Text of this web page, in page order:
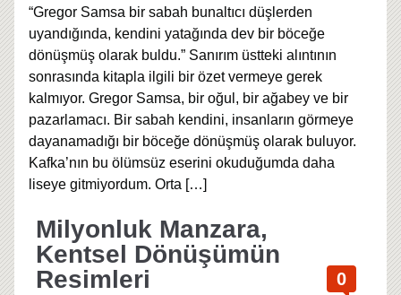
“Gregor Samsa bir sabah bunaltıcı düşlerden
uyandığında, kendini yatağında dev bir böceğe
dönüşmüş olarak buldu.” Sanırım üstteki alıntının
sonrasında kitapla ilgili bir özet vermeye gerek
kalmıyor. Gregor Samsa, bir oğul, bir ağabey ve bir
pazarlamacı. Bir sabah kendini, insanların görmeye
dayanamadığı bir böceğe dönüşmüş olarak buluyor.
Kafka’nın bu ölümsüz eserini okuduğumda daha
liseye gitmiyordum. Orta […]
Milyonluk Manzara,
Kentsel Dönüşümün
Resimleri
0